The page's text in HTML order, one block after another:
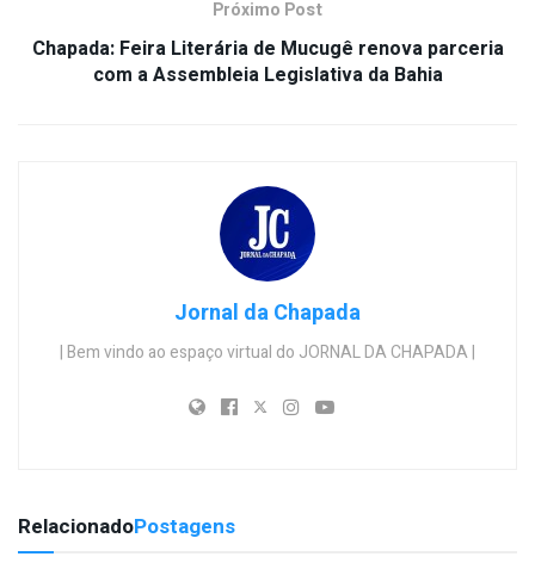
Próximo Post
Chapada: Feira Literária de Mucugê renova parceria
com a Assembleia Legislativa da Bahia
Jornal da Chapada
| Bem vindo ao espaço virtual do JORNAL DA CHAPADA |
RelacionadoPostagens